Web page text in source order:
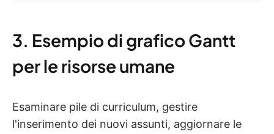
3. Esempio di grafico Gantt
per le risorse umane
Esaminare pile di curriculum, gestire
l'inserimento dei nuovi assunti, aggiornare le